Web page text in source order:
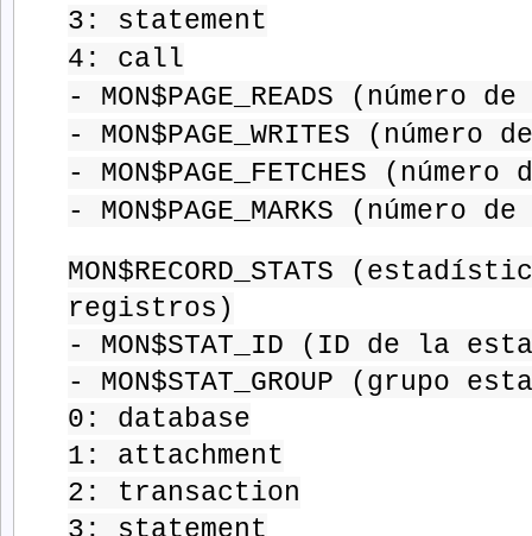
3: statement
4: call
- MON$PAGE_READS (número
- MON$PAGE_WRITES
- MON$PAGE_FETCHES
- MON$PAGE_MARKS (número
MON$RECORD_STATS
registros)
- MON$STAT_ID (ID de la
- MON$STAT_GROUP (grupo
0: database
1: attachment
2: transaction
3: statement